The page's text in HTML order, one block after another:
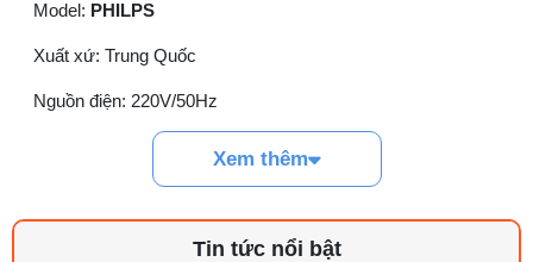
Model: PHILPS
Xuất xứ: Trung Quốc
Nguồn điện: 220V/50Hz
Công suất: 1600W
Loại dao : 10 inch
Xem thêm
Tin tức nổi bật
bỏ mũi
03/08/2026 10:22 AM
29/07/2026 09:14 AM